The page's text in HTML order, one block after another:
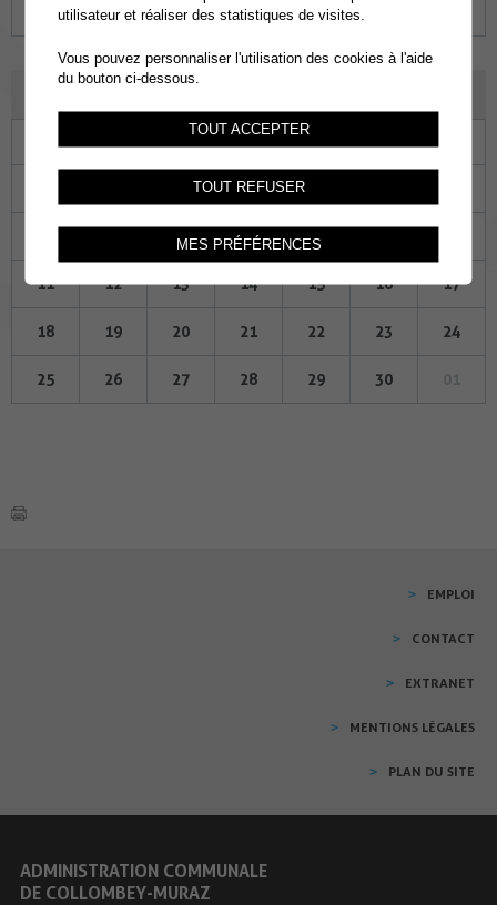
29 30 31 01
31
06 07 08
11 12 13 14 15 16 17
18 19 20 21 22 23 24
25 26 27 28 29 30
EMPLOI
CONTACT
EXTRANET
MENTIONS LÉGALES
PLAN DU SITE
ADMINISTRATION COMMUNALE
DE COLLOMBEY-MURAZ
utilisateur et réaliser des statistiques de visites.
Vous pouvez personnaliser l'utilisation des cookies à l'aide
du bouton ci-dessous.
TOUT ACCEPTER
TOUT REFUSER
MES PRÉFÉRENCES